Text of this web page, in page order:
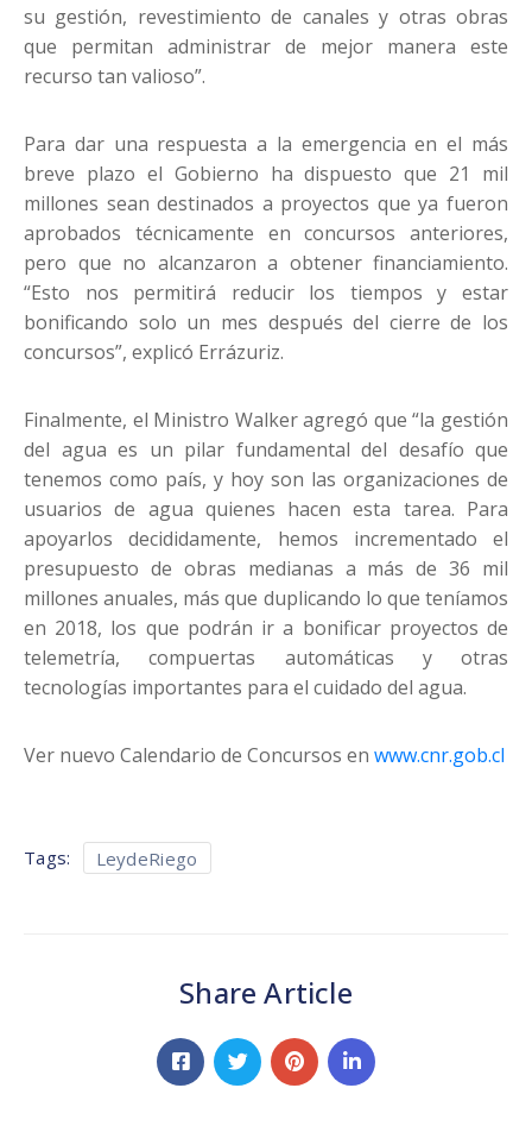
su gestión, revestimiento de canales y otras obras
que permitan administrar de mejor manera este
recurso tan valioso”.
Para dar una respuesta a la emergencia en el más
breve plazo el Gobierno ha dispuesto que 21 mil
millones sean destinados a proyectos que ya fueron
aprobados técnicamente en concursos anteriores,
pero que no alcanzaron a obtener financiamiento.
“Esto nos permitirá reducir los tiempos y estar
bonificando solo un mes después del cierre de los
concursos”, explicó Errázuriz.
Finalmente, el Ministro Walker agregó que “la gestión
del agua es un pilar fundamental del desafío que
tenemos como país, y hoy son las organizaciones de
usuarios de agua quienes hacen esta tarea. Para
apoyarlos decididamente, hemos incrementado el
presupuesto de obras medianas a más de 36 mil
millones anuales, más que duplicando lo que teníamos
en 2018, los que podrán ir a bonificar proyectos de
telemetría, compuertas automáticas y otras
tecnologías importantes para el cuidado del agua.
Ver nuevo Calendario de Concursos en www.cnr.gob.cl
Tags: LeydeRiego
Share Article